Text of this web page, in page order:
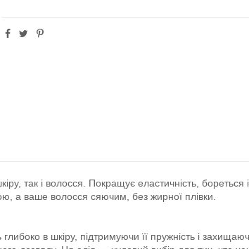
так і волосся. Покращує еластичність,
а ваше волосся сяючим, без жирної плівки.
в шкіру, підтримуючи її пружність і